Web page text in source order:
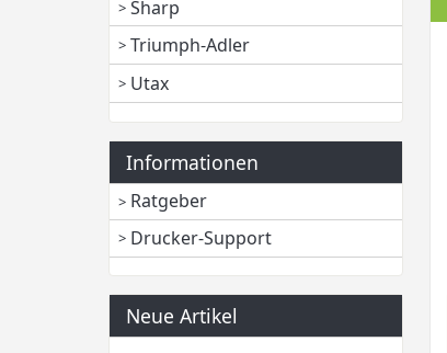
Sharp
Triumph-Adler
Utax
Informationen
Ratgeber
Drucker-Support
Neue Artikel